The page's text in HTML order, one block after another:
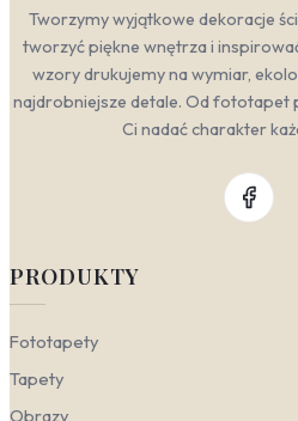
Tworzymy wyjątkowe dekoracje
tworzyć piękne wnętrza i
wzory drukujemy na wymiar,
najdrobniejsze detale. Od
Ci nadać charakter
PRODUKTY
Fototapety
Tapety
Obrazy